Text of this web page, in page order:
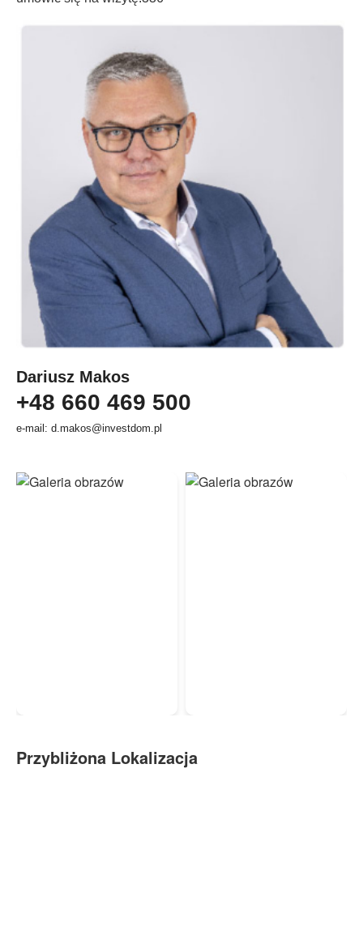
Dariusz Makos
+48 660 469 500
e-mail: d.makos@investdom.pl
Przybliżona Lokalizacja